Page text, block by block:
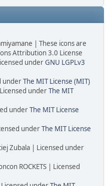
| These icons are
Attribution 3.0 License
underGNU LGPLv3
underThe MIT License (MIT)
underThe MIT
underThe MIT License
underThe MIT License
Zubala | Licensed under
ROCKETS | Licensed